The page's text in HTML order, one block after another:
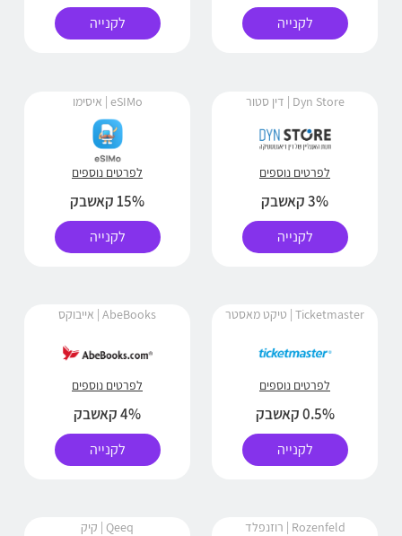
לקנייה לקנייה
Dyn Store | דין סטור
לפרטים נוספים
3% קאשבק
לקנייה
eSIMo | איסימו
לפרטים נוספים
15% קאשבק
לקנייה
Ticketmaster | טיקט מאסטר
לפרטים נוספים
0.5% קאשבק
לקנייה
AbeBooks | אייבוקס
לפרטים נוספים
4% קאשבק
לקנייה
Rozenfeld | רוזנפלד Qeeq | קיק